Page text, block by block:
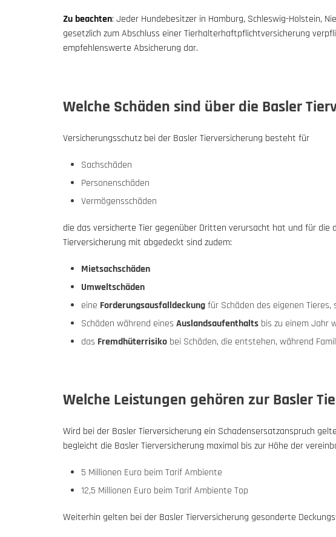
Zu beachten: Jeder Hundebesitzer in Hamburg, Schleswig-Holstein,
gesetzlich zum Abschluss einer Tierhalterhaftpflichtversicherung
empfehlenswerte Absicherung dar.
Welche Schäden sind über die Basler
Versicherungsschutz bei der Basler Tierversicherung besteht für
Sachschäden
Personenschäden
Vermögensschäden
die das versicherte Tier gegenüber Dritten verursacht hat und für
Tierversicherung mit abgedeckt sind zudem:
Mietsachschäden
Umweltschäden
eine Forderungsausfalldeckungfür Schäden des eigenen
Schäden während eines Auslandsaufenthalts bis zu einem Jahr
das Fremdhüterrisiko bei Schäden, die entstehen, während
Welche Leistungen gehören zur Basler
Wird bei der Basler Tierversicherung ein Schadensersatzanspruch
begleicht die Basler Tierversicherung maximal bis zur Höhe der
5 Millionen Euro beim Tarif Ambiente
12,5 Millionen Euro beim Tarif Ambiente Top
Weiterhin gelten bei der Basler Tierversicherung gesonderte